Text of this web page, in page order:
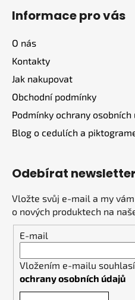
Informace pro vás
O nás
Kontakty
Jak nakupovat
Obchodní podmínky
Podmínky ochrany osobních
Blog o cedulích a
Odebírat newsletter
Vložte svůj e-mail a my
o nových produktech na
E-mail
Vložením e-mailu
ochrany osobních údajů